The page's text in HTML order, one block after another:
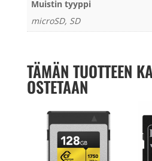
Muistin tyyppi
microSD, SD
TÄMÄN TUOTTEEN
OSTETAAN